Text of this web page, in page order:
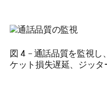
図 4 – 通話品質を監視
ケット損失遅延、ジッ